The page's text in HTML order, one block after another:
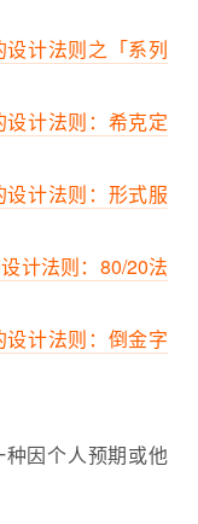
设计法则之「系列
设计法则：希克定
设计法则：形式服
计法则：80/20法
设计法则：倒金字
因个人预期或他